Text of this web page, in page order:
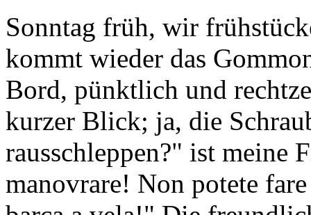
Sonntag früh, wir
kommt wieder das
Bord, pünktlich und
kurzer Blick; ja, die
rausschleppen?" ist meine
manovrare! Non potete